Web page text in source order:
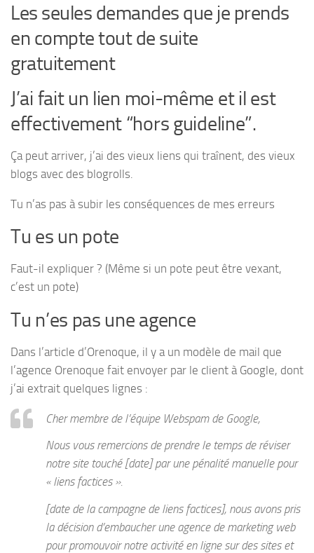
Les seules demandes que je prends
en compte tout de suite
gratuitement
J’ai fait un lien moi-même et il est
effectivement “hors guideline”.
Ça peut arriver, j’ai des vieux liens qui traînent, des vieux
blogs avec des blogrolls.
Tu n’as pas à subir les conséquences de mes erreurs
Tu es un pote
Faut-il expliquer ? (Même si un pote peut être vexant,
c’est un pote)
Tu n’es pas une agence
Dans l’article d’Orenoque, il y a un modèle de mail que
l’agence Orenoque fait envoyer par le client à Google, dont
j’ai extrait quelques lignes :
Cher membre de l’équipe Webspam de Google,
Nous vous remercions de prendre le temps de réviser
notre site touché [date] par une pénalité manuelle pour
« liens factices ».
[date de la campagne de liens factices], nous avons pris
la décision d’embaucher une agence de marketing web
pour promouvoir notre activité en ligne sur des sites et